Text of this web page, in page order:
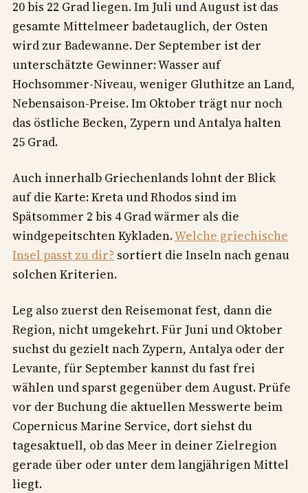
20 bis 22 Grad liegen. Im Juli und August ist das
gesamte Mittelmeer badetauglich, der Osten
wird zur Badewanne. Der September ist der
unterschätzte Gewinner: Wasser auf
Hochsommer-Niveau, weniger Gluthitze an Land,
Nebensaison-Preise. Im Oktober trägt nur noch
das östliche Becken, Zypern und Antalya halten
25 Grad.
Auch innerhalb Griechenlands lohnt der Blick
auf die Karte: Kreta und Rhodos sind im
Spätsommer 2 bis 4 Grad wärmer als die
windgepeitschten Kykladen.Welche griechische
Insel passt zu dir? sortiert die Inseln nach genau
solchen Kriterien.
Leg also zuerst den Reisemonat fest, dann die
Region, nicht umgekehrt. Für Juni und Oktober
suchst du gezielt nach Zypern, Antalya oder der
Levante, für September kannst du fast frei
wählen und sparst gegenüber dem August. Prüfe
vor der Buchung die aktuellen Messwerte beim
Copernicus Marine Service, dort siehst du
tagesaktuell, ob das Meer in deiner Zielregion
gerade über oder unter dem langjährigen Mittel
liegt.